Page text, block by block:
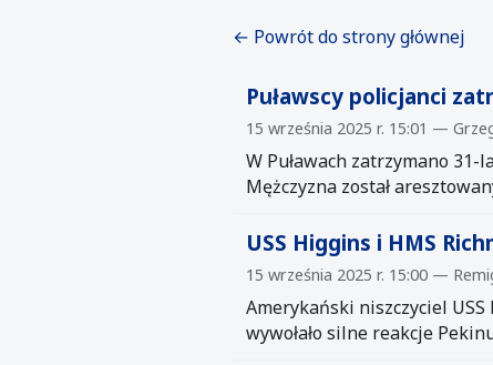
← Powrót do strony głównej
Puławscy policjanci
15 września 2025 r. 15:01 —
W Puławach zatrzymano
Mężczyzna został
USS Higgins i HMS
15 września 2025 r. 15:00 —
Amerykański niszczyciel
wywołało silne reakcje